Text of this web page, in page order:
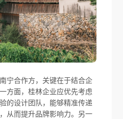
宁合作方，关键在于结合企
方面，桂林企业应优先考虑
的设计团队，能够精准传递
从而提升品牌影响力。另一